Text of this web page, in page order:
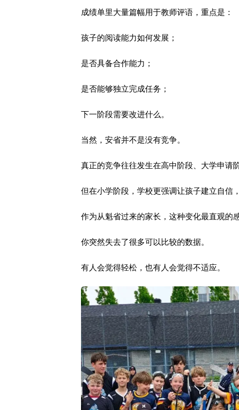
成绩单里大量篇幅用于教师评语，重点是：
孩子的阅读能力如何发展；
是否具备合作能力；
是否能够独立完成任务；
下一阶段需要改进什么。
当然，安省并不是没有竞争。
真正的竞争往往发生在高中阶段、大学申请
但在小学阶段，学校更强调让孩子建立自信
作为从魁省过来的家长，这种变化最直观的
你突然失去了很多可以比较的数据。
有人会觉得轻松，也有人会觉得不适应。